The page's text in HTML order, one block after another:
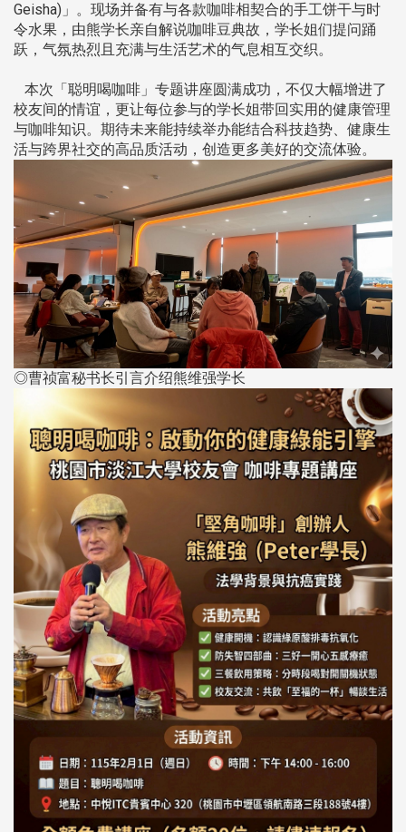
Geisha)」。现场并备有与各款咖啡相契合的手工饼干与时
令水果，由熊学长亲自解说咖啡豆典故，学长姐们提问踊
跃，气氛热烈且充满与生活艺术的气息相互交织。
本次「聪明喝咖啡」专题讲座圆满成功，不仅大幅增进了
校友间的情谊，更让每位参与的学长姐带回实用的健康管理
与咖啡知识。期待未来能持续举办能结合科技趋势、健康生
活与跨界社交的高品质活动，创造更多美好的交流体验。
◎曹祯富秘书长引言介绍熊维强学长